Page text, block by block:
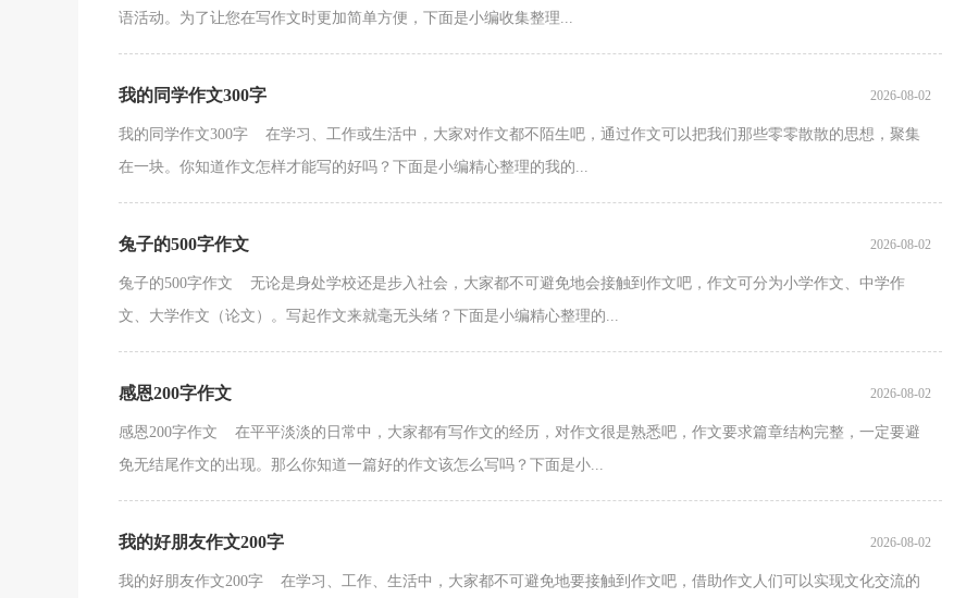
语活动。为了让您在写作文时更加简单方便，下面是小编收集整理...
我的同学作文300字 2026-08-02
我的同学作文300字 在学习、工作或生活中，大家对作文都不陌生吧，通过作文可以把我们那些零零散散的思想，聚集
在一块。你知道作文怎样才能写的好吗？下面是小编精心整理的我的...
兔子的500字作文 2026-08-02
兔子的500字作文 无论是身处学校还是步入社会，大家都不可避免地会接触到作文吧，作文可分为小学作文、中学作
文、大学作文（论文）。写起作文来就毫无头绪？下面是小编精心整理的...
感恩200字作文 2026-08-02
感恩200字作文 在平平淡淡的日常中，大家都有写作文的经历，对作文很是熟悉吧，作文要求篇章结构完整，一定要避
免无结尾作文的出现。那么你知道一篇好的作文该怎么写吗？下面是小...
我的好朋友作文200字 2026-08-02
我的好朋友作文200字 在学习、工作、生活中，大家都不可避免地要接触到作文吧，借助作文人们可以实现文化交流的